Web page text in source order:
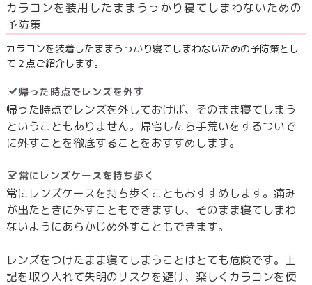
カラコンを装用したままうっかり寝てしまわないための
予防策
カラコンを装着したままうっかり寝てしまわないための予防策とし
て２点ご紹介します。
帰った時点でレンズを外す
帰った時点でレンズを外しておけば、そのまま寝てしまう
ということもありません。帰宅したら手荒いをするついで
に外すことを徹底することをおすすめします。
常にレンズケースを持ち歩く
常にレンズケースを持ち歩くこともおすすめします。痛み
が出たときに外すこともできますし、そのまま寝てしまわ
ないようにあらかじめ外すこともできます。
レンズをつけたまま寝てしまうことはとても危険です。上
記を取り入れて失明のリスクを避け、楽しくカラコンを使